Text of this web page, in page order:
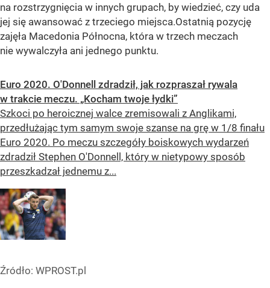
na rozstrzygnięcia w innych grupach, by wiedzieć, czy uda
jej się awansować z trzeciego miejsca.Ostatnią pozycję
zajęła Macedonia Północna, która w trzech meczach
nie wywalczyła ani jednego punktu.
Euro 2020. O'Donnell zdradził, jak rozpraszał rywala
w trakcie meczu. „Kocham twoje łydki”
Szkoci po heroicznej walce zremisowali z Anglikami,
przedłużając tym samym swoje szanse na grę w 1/8 finału
Euro 2020. Po meczu szczegóły boiskowych wydarzeń
zdradził Stephen O'Donnell, który w nietypowy sposób
przeszkadzał jednemu z...
Źródło: WPROST.pl